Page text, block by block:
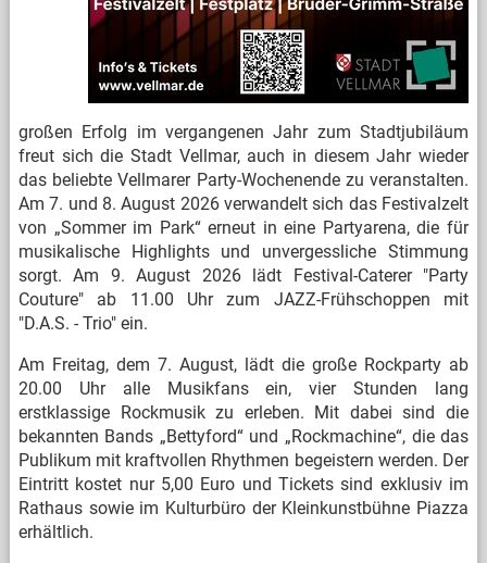
großen Erfolg im vergangenen Jahr zum Stadtjubiläum
freut sich die Stadt Vellmar, auch in diesem Jahr wieder
das beliebte Vellmarer Party-Wochenende zu veranstalten.
Am 7. und 8. August 2026 verwandelt sich das Festivalzelt
von „Sommer im Park“ erneut in eine Partyarena, die für
musikalische Highlights und unvergessliche Stimmung
sorgt. Am 9. August 2026 lädt Festival-Caterer "Party
Couture" ab 11.00 Uhr zum JAZZ-Frühschoppen mit
"D.A.S. - Trio" ein.
Am Freitag, dem 7. August, lädt die große Rockparty ab
20.00 Uhr alle Musikfans ein, vier Stunden lang
erstklassige Rockmusik zu erleben. Mit dabei sind die
bekannten Bands „Bettyford“ und „Rockmachine“, die das
Publikum mit kraftvollen Rhythmen begeistern werden. Der
Eintritt kostet nur 5,00 Euro und Tickets sind exklusiv im
Rathaus sowie im Kulturbüro der Kleinkunstbühne Piazza
erhältlich.